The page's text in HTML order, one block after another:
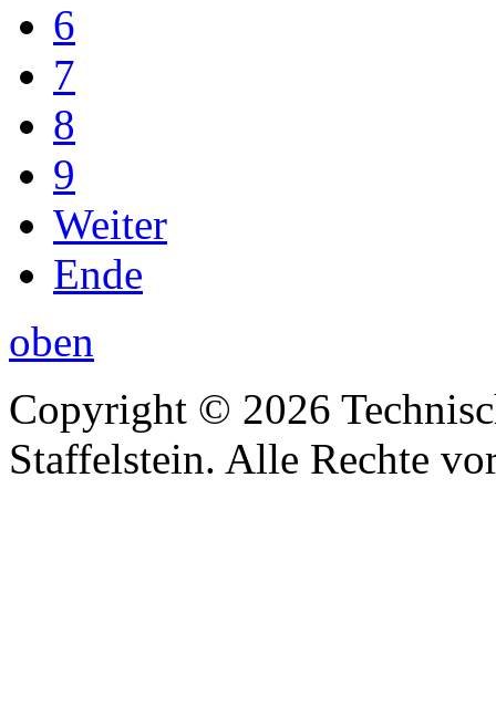
6
7
8
9
Weiter
Ende
oben
Copyright © 2026
Staffelstein. Alle Rechte